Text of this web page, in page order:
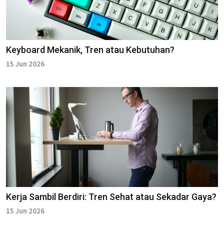
Keyboard Mekanik, Tren atau Kebutuhan?
15 Jun 2026
Kerja Sambil Berdiri: Tren Sehat atau Sekadar Gaya?
15 Jun 2026